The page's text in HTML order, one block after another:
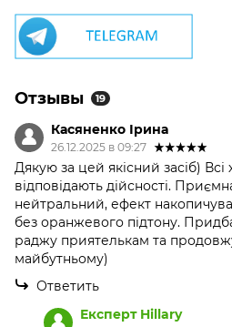
Отзывы 19
Касяненко Ірина
26.12.2025 в 09:27
Дякую за цей якісний засіб)
відповідають дійсності.
нейтральний, ефект
без оранжевого підтону.
раджу приятелькам та
майбутньому)
Ответить
Експерт Hillary